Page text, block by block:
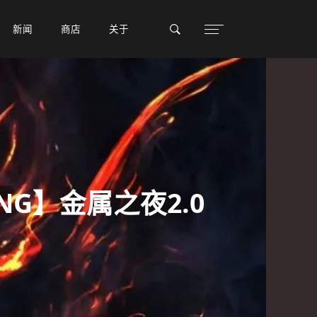
新闻
新闻 商店
商店 关于
关于
】金属之夜2.0